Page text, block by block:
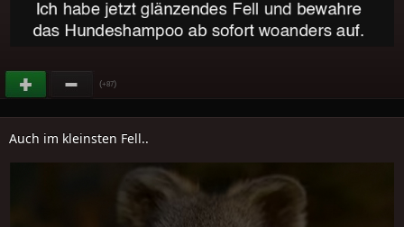
(+87)
Auch im kleinsten Fell..